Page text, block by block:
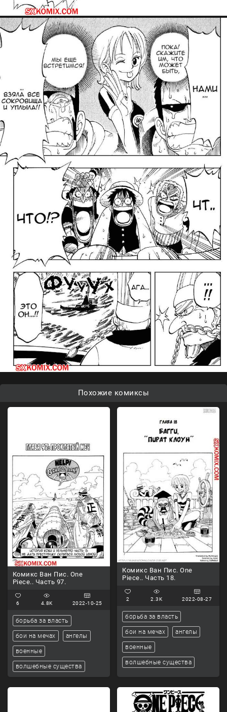
Похожие комиксы
Комикс Ван Пис. One
Piece.. Часть 97.
6 4.8K 2022-10-25
борьба за власть
бои на мечах ангелы
военные
волшебные существа
Комикс Ван Пис. One
Piece.. Часть 18.
2 2.3K 2022-08-27
борьба за власть
бои на мечах ангелы
военные
волшебные существа